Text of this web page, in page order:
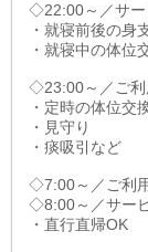
◇22:00～／サ
・就寝前後の身
・就寝中の体位
◇23:00～／ご利
・定時の体位交
・見守り
・痰吸引など
◇7:00～／ご利
◇8:00～／サー
・直行直帰OK